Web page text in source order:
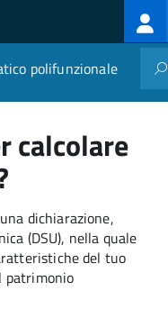
polifunzionale
calcolare
dichiarazione,
(DSU), nella quale
del tuo
patrimonio